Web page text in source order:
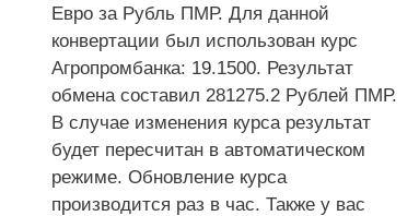
Евро за Рубль ПМР. Для данной
конвертации был использован курс
Агропромбанка: 19.1500. Результат
обмена составил 281275.2 Рублей ПМР.
В случае изменения курса результат
будет пересчитан в автоматическом
режиме. Обновление курса
производится раз в час. Также у вас